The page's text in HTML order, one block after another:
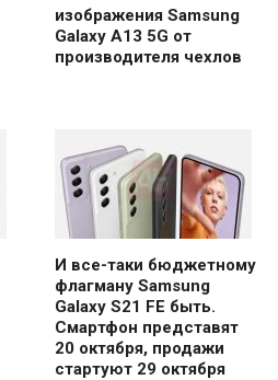
изображения Samsung
Galaxy A13 5G от
производителя чехлов
И все-таки бюджетному
флагману Samsung
Galaxy S21 FE быть.
Смартфон представят
20 октября, продажи
стартуют 29 октября